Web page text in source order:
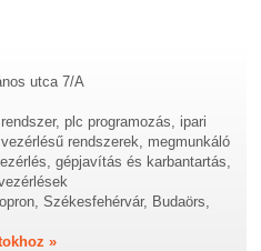
utca 7/A
plc programozás, ipari
rendszerek, megmunkáló
gépjavítás és karbantartás,
Székesfehérvár, Budaörs,
»